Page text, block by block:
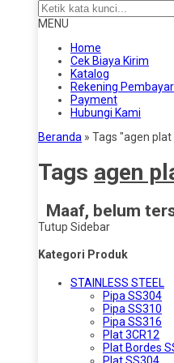
MENU
Home
Cek Biaya Kirim
Katalog
Rekening
Payment
Hubungi Kami
Beranda » Tags "agen
Tags agen
Maaf, belum
Tutup Sidebar
Kategori Produk
STAINLESS STEEL
Pipa SS304
Pipa SS310
Pipa SS316
Plat 3CR12
Plat Bordes
Plat SS304